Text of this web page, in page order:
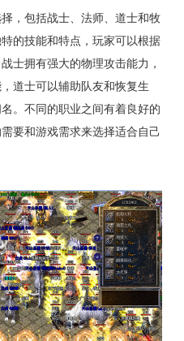
，包括战士、法师、道士和牧
的技能和特点，玩家可以根据
士拥有强大的物理攻击能力，
道士可以辅助队友和恢复生
。不同的职业之间有着良好的
要和游戏需求来选择适合自己